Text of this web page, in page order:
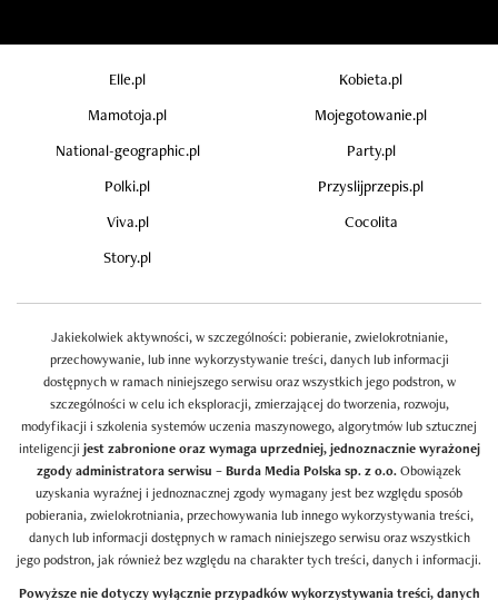
Elle.pl
Kobieta.pl
Mamotoja.pl
Mojegotowanie.pl
National-geographic.pl
Party.pl
Polki.pl
Przyslijprzepis.pl
Viva.pl
Cocolita
Story.pl
Jakiekolwiek aktywności, w szczególności: pobieranie, zwielokrotnianie,
przechowywanie, lub inne wykorzystywanie treści, danych lub informacji
dostępnych w ramach niniejszego serwisu oraz wszystkich jego podstron, w
szczególności w celu ich eksploracji, zmierzającej do tworzenia, rozwoju,
modyfikacji i szkolenia systemów uczenia maszynowego, algorytmów lub sztucznej
inteligencji jest zabronione oraz wymaga uprzedniej, jednoznacznie wyrażonej
zgody administratora serwisu – Burda Media Polska sp. z o.o.Obowiązek
uzyskania wyraźnej i jednoznacznej zgody wymagany jest bez względu sposób
pobierania, zwielokrotniania, przechowywania lub innego wykorzystywania treści,
danych lub informacji dostępnych w ramach niniejszego serwisu oraz wszystkich
jego podstron, jak również bez względu na charakter tych treści, danych i informacji.
Powyższe nie dotyczy wyłącznie przypadków wykorzystywania treści, danych